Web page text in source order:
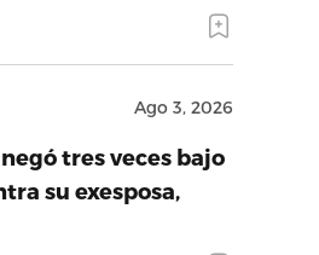
Ago 3, 2026
tres veces bajo
su exesposa,